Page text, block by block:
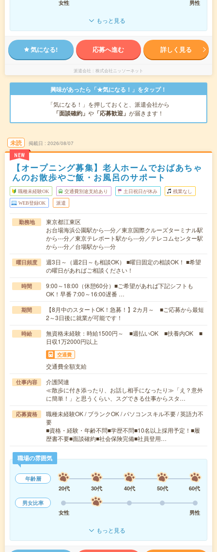
女性
男性
もっと見る
気になる! 応募へ進む 詳しく見る
派遣会社 株式会社ニッソーネット
興味があったら「★気になる！」をタップ！
「気になる！」を押しておくと、派遣会社から
「面談確約」 や 「応募歓迎」 が届きます！
未読
NEW
掲載日 2026/08/07
【オープニング募集】老人ホームでおばあちゃ
んのお散歩やご飯・お風呂のサポート
職種未経験OK 交通費別途支給あり 土日祝日が休み 残業なし
WEB登録OK 派遣
勤務地
東京都江東区
お台場海浜公園駅から---分／東京国際クルーズターミナル駅
から---分／東京テレポート駅から---分／テレコムセンター駅
から---分／台場駅から---分
曜日頻度
週3日～（週2日～も相談OK） ■曜日固定の相談OK！ ■希望
の曜日があればご相談ください！
時間
9:00～18:00（休憩60分）■ご希望があれば下記シフトも
OK！早番 7:00～16:00遅番 …
期間
【8月中のスタートOK！急募！】2カ月～ ■ご応募から最短
2～3日後に就業が可能です！
時給
無資格未経験：時給1500円～ ■週払いOK ■扶養内OK ■
日収1万2000円以上
交通費
交通費全額支給
仕事内容
介護関連
≪散歩に付き添ったり、お話し相手になったり≫「え？意外
に簡単！」と思うくらい、スグできる仕事からスタ…
応募資格
職種未経験OK / ブランクOK / パソコンスキル不要 / 英語力不
要
■資格・経験・年齢不問■学歴不問■10名以上採用予定！■履
歴書不要■面談確約■社会保険完備■社員登用…
職場の雰囲気
年齢層
20代
30代 40代 50代
60代
男女比率
女性
男性
もっと見る